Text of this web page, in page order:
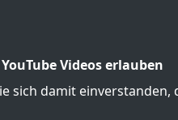
Videos erlauben
sich damit